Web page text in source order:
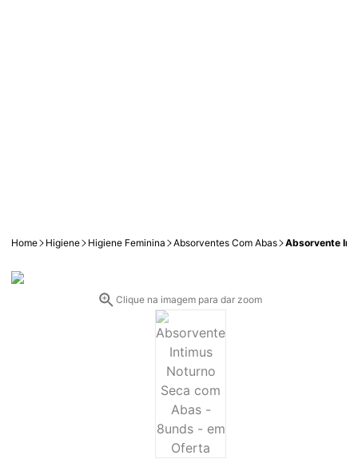
Home Higiene Higiene Feminina Absorventes Com Abas Absorvente
Clique na imagem para dar zoom